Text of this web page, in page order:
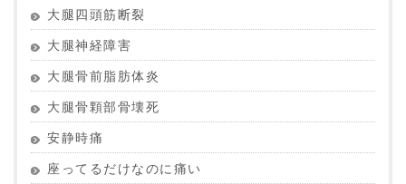
大腿四頭筋断裂
大腿神経障害
大腿骨前脂肪体炎
大腿骨顆部骨壊死
安静時痛
座ってるだけなのに痛い